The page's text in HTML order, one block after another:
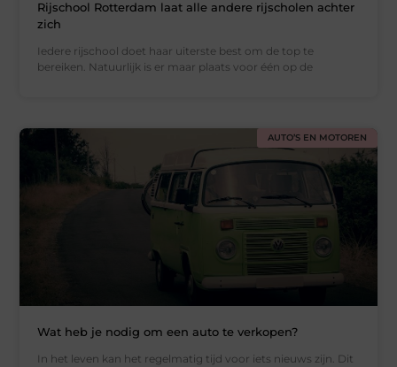
Rijschool Rotterdam laat alle andere rijscholen achter
zich
Iedere rijschool doet haar uiterste best om de top te
bereiken. Natuurlijk is er maar plaats voor één op de
AUTO’S EN MOTOREN
Wat heb je nodig om een auto te verkopen?
In het leven kan het regelmatig tijd voor iets nieuws zijn. Dit